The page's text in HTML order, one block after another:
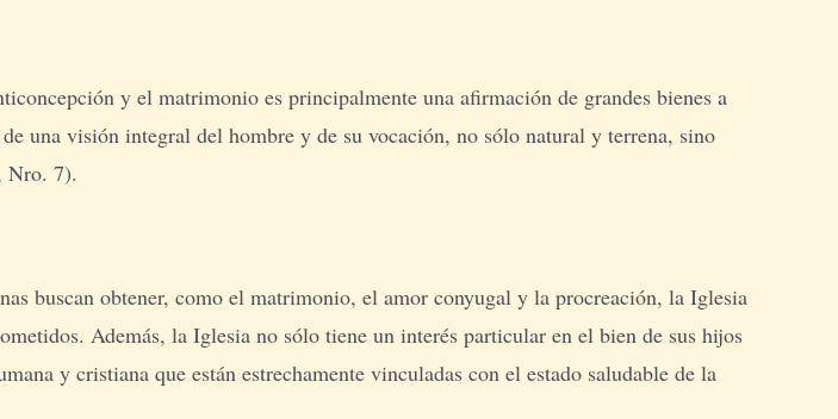
y el matrimonio es principalmente una afirmación de grandes bienes a
una visión integral del hombre y de su vocación, no sólo natural y terrena, sino
Nro. 7).
buscan obtener, como el matrimonio, el amor conyugal y la procreación, la Iglesia
Además, la Iglesia no sólo tiene un interés particular en el bien de sus hijos
y cristiana que están estrechamente vinculadas con el estado saludable de la